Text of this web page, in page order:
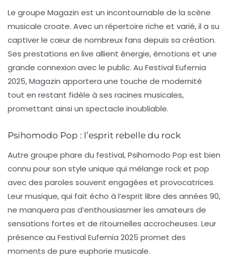
Le groupe Magazin est un incontournable de la scène
musicale croate. Avec un répertoire riche et varié, il a su
captiver le cœur de nombreux fans depuis sa création.
Ses prestations en live allient énergie, émotions et une
grande connexion avec le public. Au Festival Eufemia
2025, Magazin apportera une touche de modernité
tout en restant fidèle à ses racines musicales,
promettant ainsi un spectacle inoubliable.
Psihomodo Pop : l’esprit rebelle du rock
Autre groupe phare du festival,Psihomodo Pop est bien
connu pour son style unique qui mélange rock et pop
avec des paroles souvent engagées et provocatrices.
Leur musique, qui fait écho à l’esprit libre des années 90,
ne manquera pas d’enthousiasmer les amateurs de
sensations fortes et de ritournelles accrocheuses. Leur
présence au Festival Eufemia 2025 promet des
moments de pure euphorie musicale.